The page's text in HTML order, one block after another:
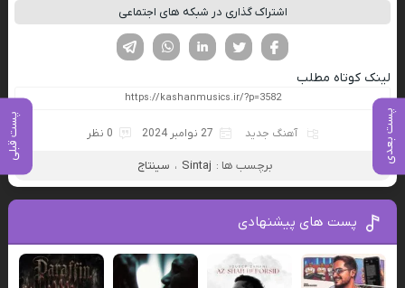
پست بعدی پست قبلی
اشتراک گذاری در شبکه های اجتماعی
لینکدین تویتر
فیسوک
لینک کوتاه مطلب
آهنگ جدید 27 نوامبر 2024 0 نظر
برچسب ها : Sintaj ، سینتاج
پست های پیشنهادی